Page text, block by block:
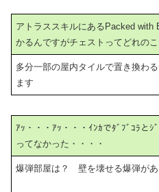
アトラススキルにあるPacked with
かるんですがチェストってどれの
多分一部の屋内タイルで置き換わ
ます
ｱｯ・・・ｱｯ・・・ｲﾝｶでﾀﾞﾌﾞｺﾗと
ってなかった・・・・
爆弾部屋は？ 壁を壊せる爆弾があ